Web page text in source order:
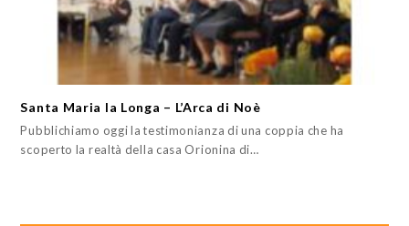
Santa Maria la Longa – L’Arca di Noè
Pubblichiamo oggi la testimonianza di una coppia che ha
scoperto la realtà della casa Orionina di…